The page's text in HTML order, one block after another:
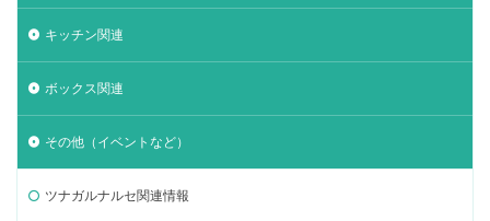
キッチン関連
ボックス関連
その他（イベントなど）
ツナガルナルセ関連情報